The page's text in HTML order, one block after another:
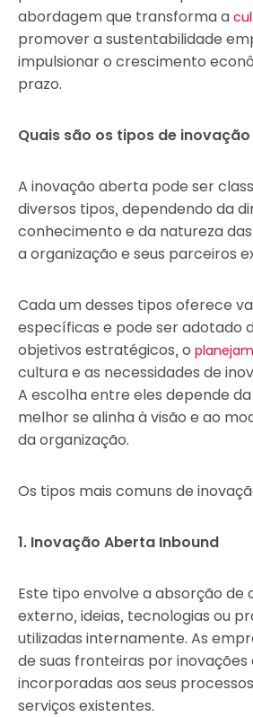
abordagem que transforma a
promover a sustentabilidade
impulsionar o crescimento
prazo.
Quais são os tipos de
A inovação aberta pode ser
diversos tipos, dependendo da
conhecimento e da natureza
a organização e seus parceiros
Cada um desses tipos oferece
específicas e pode ser adotado
objetivos estratégicos, o
cultura e as necessidades de
A escolha entre eles depende
melhor se alinha à visão e ao
da organização.
Os tipos mais comuns de
1. Inovação Aberta Inbound
Este tipo envolve a absorção de
externo, ideias, tecnologias ou
utilizadas internamente. As
de suas fronteiras por inovações
incorporadas aos seus
serviços existentes.